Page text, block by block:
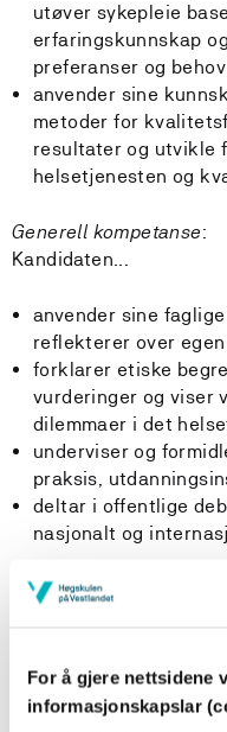
For å gjere nettsidene
informasjonskapslar
utøver sykepleie
erfaringskunnskap
preferanser og behov
anvender sine
metoder for
resultater og utvikle
helsetjenesten og
Generell kompetanse:
Kandidaten...
anvender sine
reflekterer over
forklarer etiske
vurderinger og viser
dilemmaer i det
underviser og
praksis,
deltar i offentlige
nasjonalt og
følgende totale
ferdigheter og